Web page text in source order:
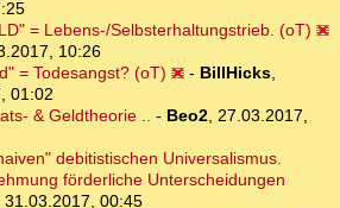
= Lebens-/Selbsterhaltungstrieb. (oT)
10:26
= Todesangst? (oT)
- BillHicks,
01:02
& Geldtheorie .. - Beo2, 27.03.2017,
debitistischen Universalismus.
förderliche Unterscheidungen
31.03.2017, 00:45